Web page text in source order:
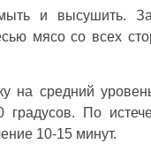
и высушить.
мясо со всех
на средний
градусов. По
10-15 минут.